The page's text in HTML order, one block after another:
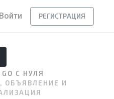
Войти РЕГИСТРАЦИЯ
С НУЛЯ
ОБЪЯВЛЕНИЕ И